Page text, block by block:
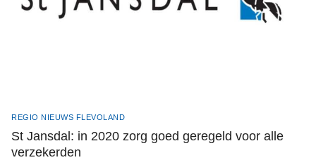
REGIO NIEUWS FLEVOLAND
St Jansdal: in 2020 zorg goed geregeld voor alle
verzekerden